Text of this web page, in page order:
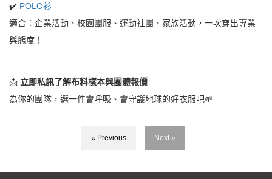
✔ ️ POLO衫
適合：企業活動、校園團服、運動社團、家族活動，一次穿出專業
與態度！
📩 立即私訊了解布料樣本與團體報價
為你的團隊，選一件會呼吸、會守護地球的好衣服吧🌱
« Previous Next »